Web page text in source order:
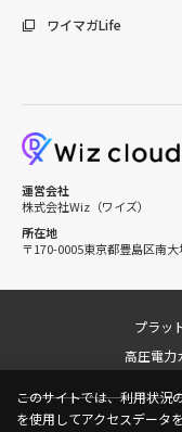
ワイマガLife
運営会社
株式会社Wiz（ワイズ）
所在地
〒170-0005東京都豊島区南
プラッ
高圧電力
このサイトでは、利用状況
を使用してアクセスデータ